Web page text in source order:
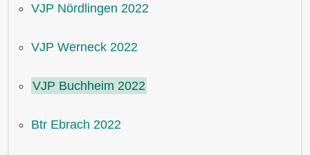
VJP Nördlingen 2022
VJP Werneck 2022
VJP Buchheim 2022
Btr Ebrach 2022